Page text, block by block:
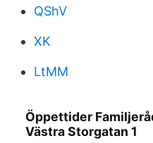
QShV
XK
LtMM
Öppettider
Västra Storgatan 1